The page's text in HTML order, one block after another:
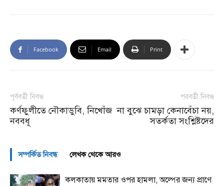
Facebook Email Print
পূর্ববর্তী নিবন্ধ
কর্ণফুলীতে নৌকাডুবি, নিখোঁজ
নববধূ
পরবর্তী নিবন্ধ
না বুঝে চামড়া কেনাবেঁচা নয়,
সতর্কতা সংশ্লিষ্টদের
সম্পর্কিত নিবন্ধ লেখক থেকে আরও
কলকাতায় মমতার ওপর হামলা, অল্পের জন্য প্রাণে